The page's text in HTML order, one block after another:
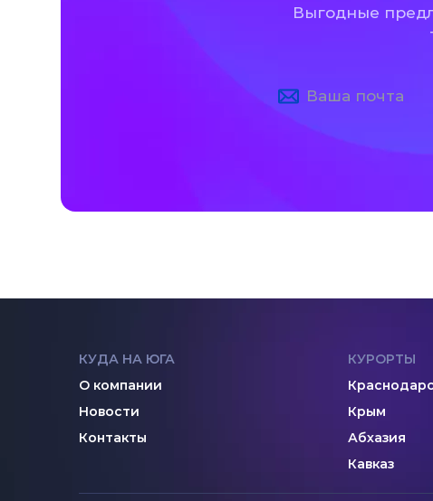
Выгодные
КУДА НА ЮГА
О компании
Новости
Контакты
КУРОРТЫ
Крым
Абхазия
Кавказ